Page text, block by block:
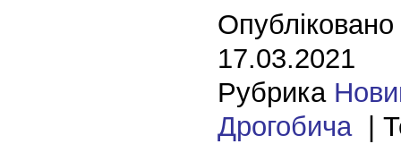
17.03.2021
Рубрика
Дрогобича|